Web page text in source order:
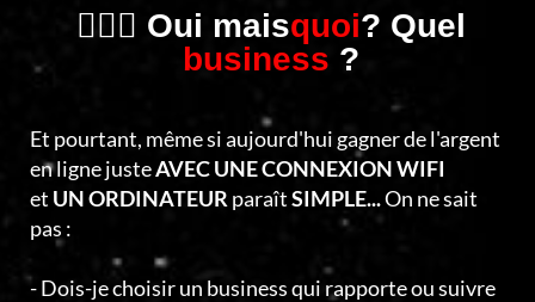
🤷🏻‍♂️ Oui maisquoi? Quel
business ?
Et pourtant, même si aujourd'hui gagner de l'argent
en ligne justeAVEC UNE CONNEXION WIFI
et UN ORDINATEUR paraîtSIMPLE...On ne sait
pas :
- Dois-je choisir un business qui rapporte ou suivre